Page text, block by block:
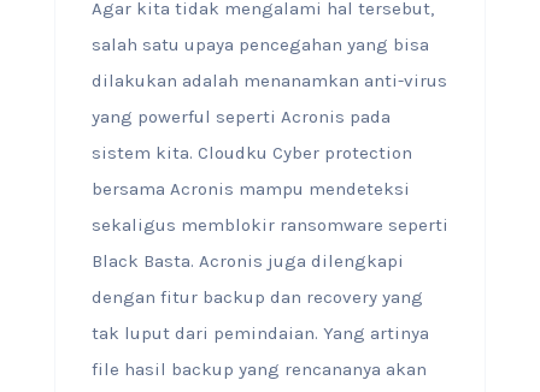
Agar kita tidak mengalami hal tersebut,
salah satu upaya pencegahan yang bisa
dilakukan adalah menanamkan anti-virus
yang powerful seperti Acronis pada
sistem kita. Cloudku Cyber protection
bersama Acronis mampu mendeteksi
sekaligus memblokir ransomware seperti
Black Basta. Acronis juga dilengkapi
dengan fitur backup dan recovery yang
tak luput dari pemindaian. Yang artinya
file hasil backup yang rencananya akan